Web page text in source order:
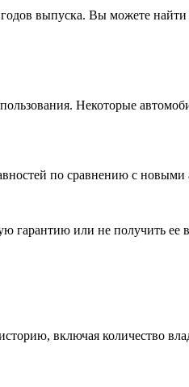
выпуска. Вы можете
Некоторые
по сравнению с
или не получить ее
включая количество